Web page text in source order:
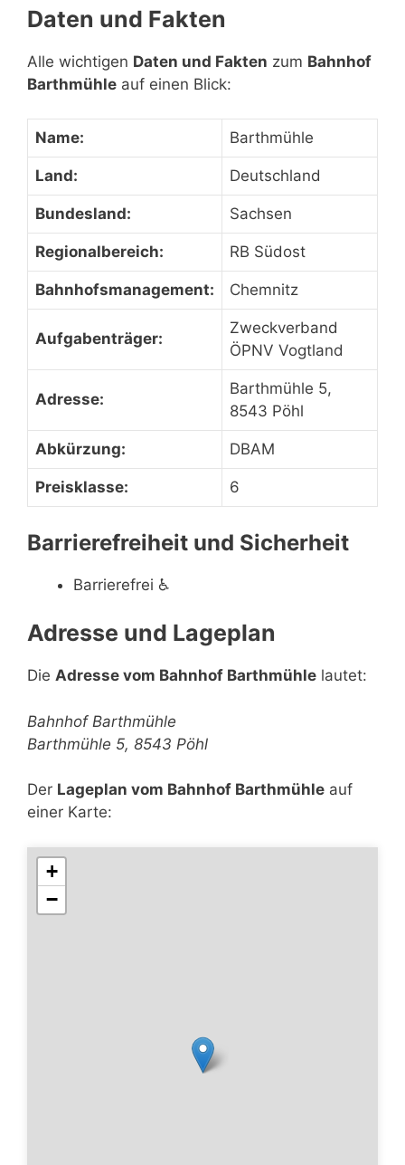
Daten und Fakten
Alle wichtigen Daten und Fakten zum Bahnhof
Barthmühle auf einen Blick:
Name: Barthmühle
Land: Deutschland
Bundesland: Sachsen
Regionalbereich: RB Südost
Bahnhofsmanagement: Chemnitz
Aufgabenträger:
Zweckverband
ÖPNV Vogtland
Adresse:
Barthmühle 5,
8543 Pöhl
Abkürzung: DBAM
Preisklasse: 6
Barrierefreiheit und Sicherheit
Barrierefrei ♿
Adresse und Lageplan
Die Adresse vom Bahnhof Barthmühle lautet:
Bahnhof Barthmühle
Barthmühle 5, 8543 Pöhl
Der Lageplan vom Bahnhof Barthmühle auf
einer Karte:
+
−